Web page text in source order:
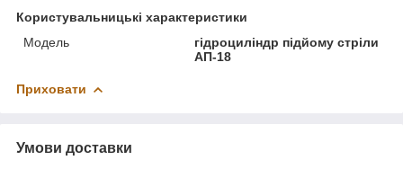
Користувальницькі характеристики
Модель
гідроциліндр підйому стріли
АП-18
Приховати
Умови доставки